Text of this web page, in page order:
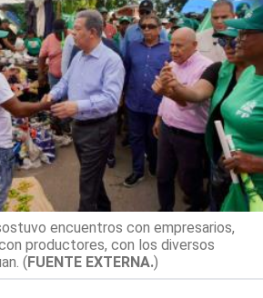
encuentros con empresarios,
productores, con los diversos
(FUENTE EXTERNA.)